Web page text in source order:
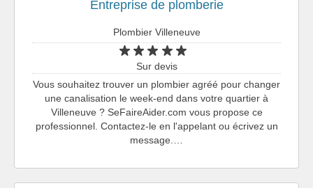
Entreprise de plomberie
Plombier Villeneuve
Sur devis
Vous souhaitez trouver un plombier agréé pour changer
une canalisation le week-end dans votre quartier à
Villeneuve ? SeFaireAider.com vous propose ce
professionnel. Contactez-le en l'appelant ou écrivez un
message.…